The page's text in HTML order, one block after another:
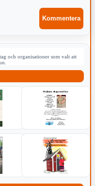
och organisationer som valt att